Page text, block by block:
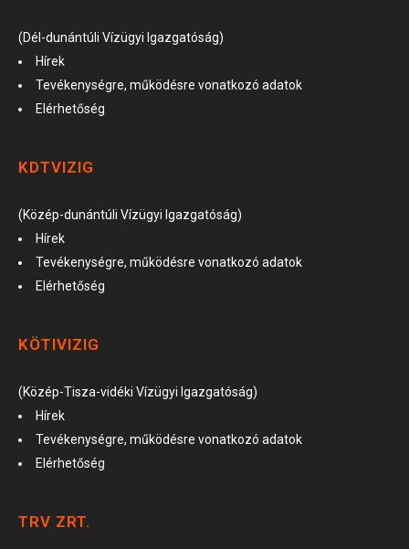
(Dél-dunántúli Vízügyi Igazgatóság)
Hírek
Tevékenységre, működésre vonatkozó adatok
Elérhetőség
KDTVIZIG
(Közép-dunántúli Vízügyi Igazgatóság)
Hírek
Tevékenységre, működésre vonatkozó adatok
Elérhetőség
KÖTIVIZIG
(Közép-Tisza-vidéki Vízügyi Igazgatóság)
Hírek
Tevékenységre, működésre vonatkozó adatok
Elérhetőség
TRV ZRT.